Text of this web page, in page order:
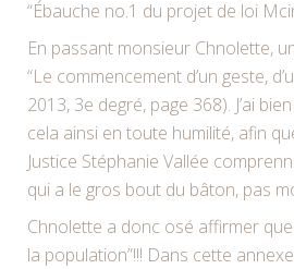
“Ébauche no.1 du projet de loi
En passant monsieur Chnolette,
“Le commencement d’un geste,
2013, 3e degré, page 368). J’ai
cela ainsi en toute humilité, afin
Justice Stéphanie Vallée
qui a le gros bout du bâton, pas
Chnolette a donc osé affirmer
la population”!!! Dans cette